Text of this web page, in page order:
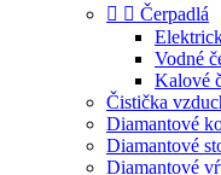
  Čerpadlá
Vodné
Kalové
Čistička
Diamantové
Diamantové
Diamantové